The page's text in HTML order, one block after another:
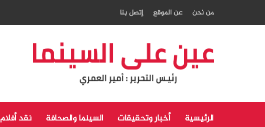
من نحن عن الموقع إتصل بنا
الرئيسية أخبار وتحقيقات السينما والصحافة نقد أفلام